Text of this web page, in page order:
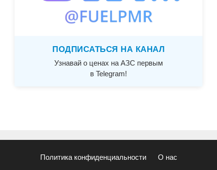
ПОДПИСАТЬСЯ НА КАНАЛ
Узнавай о ценах на АЗС первым
в Telegram!
Политика конфиденциальности О нас